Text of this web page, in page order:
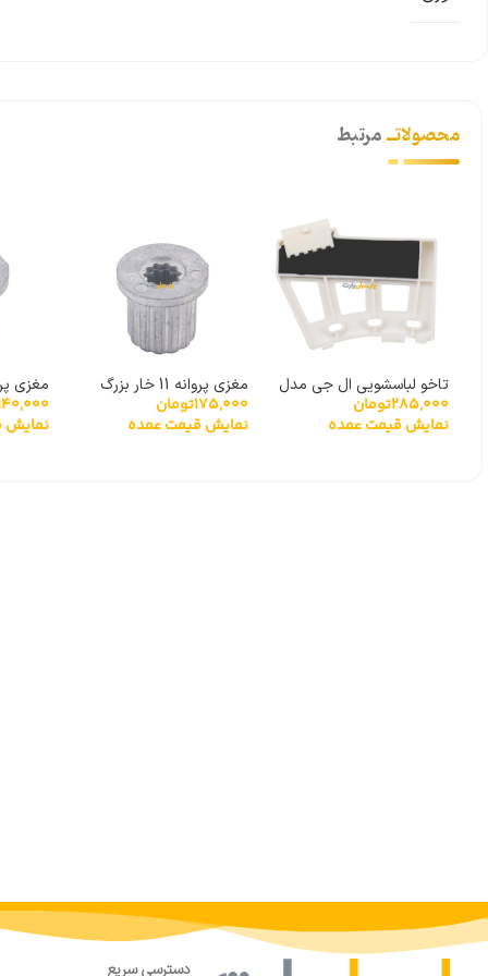
محصولاتــمرتبط
تاخو لباسشویی ال جی مدل
گیربکسی 6501KW2001A
285,000تومان
نمایش قیمت عمده
مغزی پروانه 11 خار بزرگ
175,000تومان
نمایش قیمت عمده
مغزی پروانه
نمایش
دسترسی سریع